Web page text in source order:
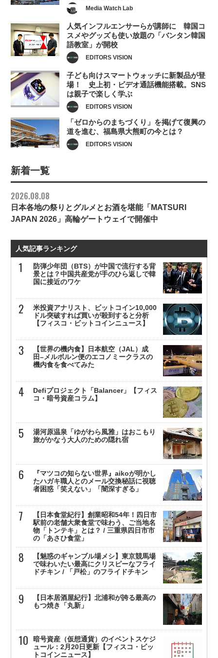
Media Watch Lab
人気インフルエンサーらが講師に 韓国コ
スメやグッズも使い放題の「バンタン韓国
語教室」が開校
EDITORS VISION
子ども向けスマートウォッチに新製品が登
場！ 史上初・ビデオ通話機能搭載。SNS
は親子で楽しく学ぶ
EDITORS VISION
「ゼロからのまちづくり」を掲げて復興の
道を進む、福島県大熊町の今とは？
EDITORS VISION
新着一覧
2026.08.08
日本各地の祭りとグルメとお酒を堪能「MATSURI
JAPAN 2026」高輪ゲートウェイで開催中
人気記事ランキング
防弾少年団（BTS）が中国で流行する背
景とは？中国共産党が手のひら返しで韓
国に接近のワケ
米投資アナリスト、ビットコイン10,000
ドル突破すれば買いが殺到すると分析
【フィスコ・ビットコインニュース】
【世界の機内食】日本航空（JAL）成
田–メルボルン便のエコノミークラスの
機内食を食べてみた
Defiプロジェクト「Balancer」【フィス
コ・暗号資産コラム】
湯河原温泉「ゆがわら風雅」はおこもり
旅がかなう大人のための隠れ宿
『マツコの知らない世界』aikoが明かし
たハガキ職人とのメール交換秘話に視聴
者困惑「笑えない」「闇深すぎる」
【日本食堂紀行】創業昭和54年！四日市
駅前の老舗大衆食堂で味わう、ご当地名
物「トンテキ」とは？ / 三重県四日市市
の「あさひ食堂」
【魅惑のギャンブル場メシ】東京競馬場
で味わいたい最高にクリスピーなフライ
ドチキン / 「戸松」のフライドチキン
【日本居酒屋紀行】北浦和が誇る最高の
もつ焼き「丸新」
暗号資産（仮想通貨）のイベントスケジ
ュール：2月20日更新【フィスコ・ビッ
トコインニュース】